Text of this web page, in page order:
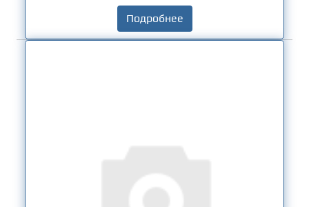
Подробнее